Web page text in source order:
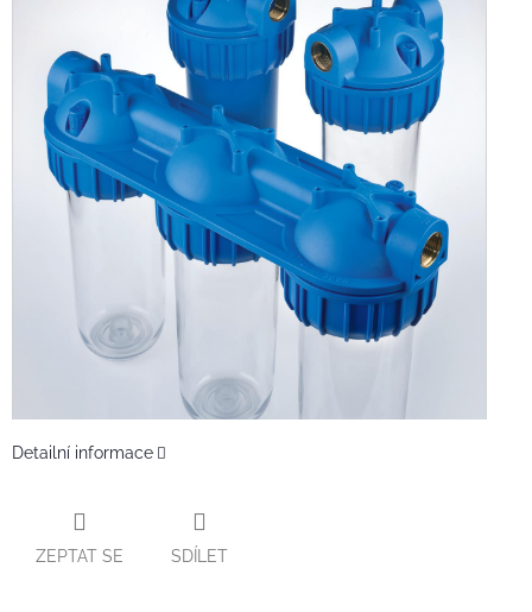
Detailní informace
ZEPTAT SE SDÍLET